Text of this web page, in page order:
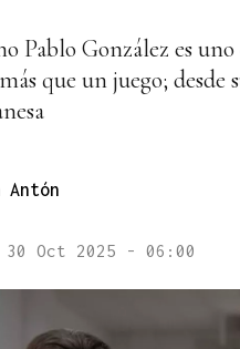
Pablo González es
que un juego;
Antón
30 Oct 2025 - 06:00